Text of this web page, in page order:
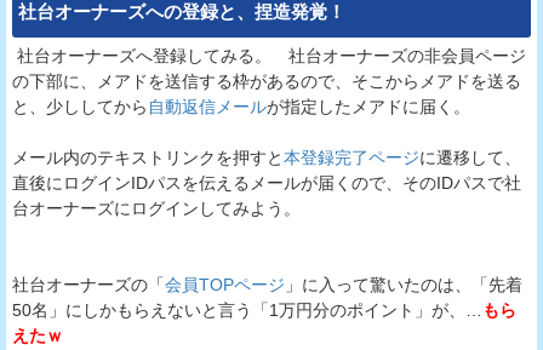
社台オーナーズへの登録と、捏造発覚！
社台オーナーズへ登録してみる。 社台オーナーズの非会員ページ
の下部に、メアドを送信する枠があるので、そこからメアドを送る
と、少ししてから 自動返信メールが指定したメアドに届く。
メール内のテキストリンクを押すと本登録完了ページに遷移して、
直後にログインIDパスを伝えるメールが届くので、そのIDパスで社
台オーナーズにログインしてみよう。
社台オーナーズの「会員TOPページ 」に入って驚いたのは、「先着
50名」にしかもらえないと言う「1万円分のポイント」が、… もら
えたｗ